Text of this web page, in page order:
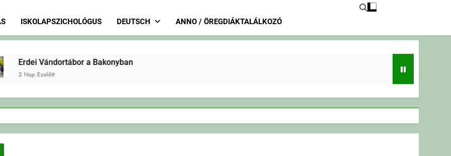
ISKOLAPSZICHOLÓGUS DEUTSCH ANNO / ÖREGDIÁKTALÁLKOZÓ
Erdei Vándortábor a Bakonyban
2 Nap Ezelőtt